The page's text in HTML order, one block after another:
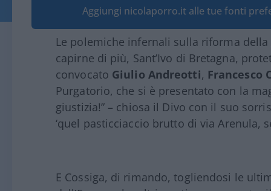
Aggiungi nicolaporro.it alle tue fonti
Le polemiche infernali sulla riforma
capirne di più, Sant’Ivo di Bretagna,
convocato Giulio Andreotti, Francesco
Purgatorio, che si è presentato con la
giustizia!” – chiosa il Divo con il suo
‘quel pasticciaccio brutto di via Arenula,
E Cossiga, di rimando, togliendosi le